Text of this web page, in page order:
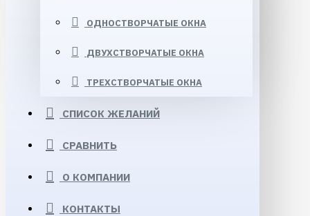
ОДНОСТВОРЧАТЫЕ ОКНА
ДВУХСТВОРЧАТЫЕ ОКНА
ТРЕХСТВОРЧАТЫЕ ОКНА
СПИСОК ЖЕЛАНИЙ
СРАВНИТЬ
О КОМПАНИИ
КОНТАКТЫ